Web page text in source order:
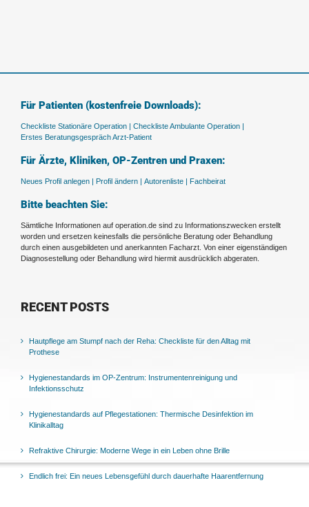
Für Patienten (kostenfreie Downloads):
Checkliste Stationäre Operation | Checkliste Ambulante Operation |
Erstes Beratungsgespräch Arzt-Patient
Für Ärzte, Kliniken, OP-Zentren und Praxen:
Neues Profil anlegen | Profil ändern | Autorenliste | Fachbeirat
Bitte beachten Sie:
Sämtliche Informationen auf operation.de sind zu Informationszwecken erstellt
worden und ersetzen keinesfalls die persönliche Beratung oder Behandlung
durch einen ausgebildeten und anerkannten Facharzt. Von einer eigenständigen
Diagnosestellung oder Behandlung wird hiermit ausdrücklich abgeraten.
RECENT POSTS
Hautpflege am Stumpf nach der Reha: Checkliste für den Alltag mit
Prothese
Hygienestandards im OP-Zentrum: Instrumentenreinigung und
Infektionsschutz
Hygienestandards auf Pflegestationen: Thermische Desinfektion im
Klinikalltag
Refraktive Chirurgie: Moderne Wege in ein Leben ohne Brille
Endlich frei: Ein neues Lebensgefühl durch dauerhafte Haarentfernung